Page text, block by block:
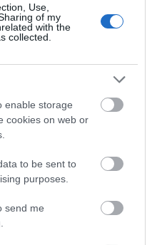
Use,
of my
with the
collected.
enable storage
cookies on web or
to be sent to
purposes.
send me
πυρκαγιάς στις
Η φέρουσα
Όταν η νέα